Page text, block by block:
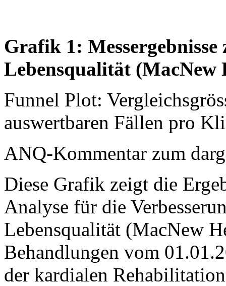
Grafik 1: Messergebnisse
Lebensqualität (MacNew
Funnel Plot:
auswertbaren Fällen pro
ANQ-Kommentar zum
Diese Grafik zeigt die
Analyse für die
Lebensqualität (MacNew
Behandlungen vom
der kardialen